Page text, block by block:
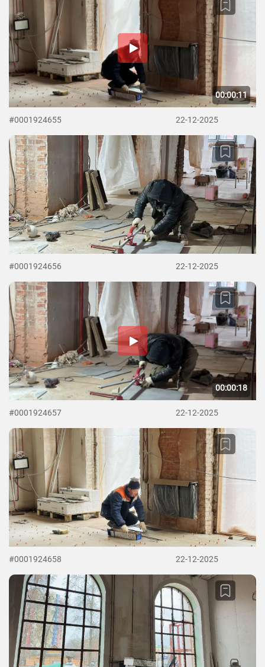
00:00:11
#0001924655 22-12-2025
#0001924656 22-12-2025
00:00:18
#0001924657 22-12-2025
#0001924658 22-12-2025